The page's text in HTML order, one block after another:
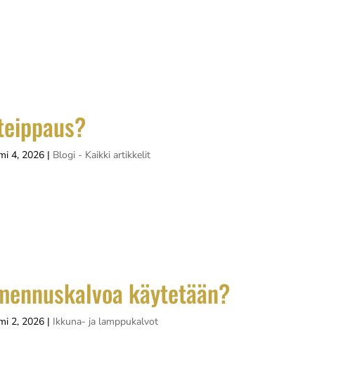
4, 2026 | Blogi - Kaikki artikkelit
käytetään?
2, 2026 | Ikkuna- ja lamppukalvot